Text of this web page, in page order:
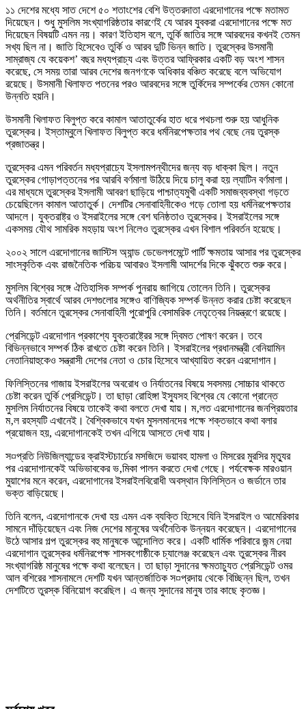
১১ দেশের মধ্যে সাত দেশে ৫০ শতাংশের বেশি উত্তরদাতা এরদোগানের পক্ষে মতামত
দিয়েছেন। শুধু মুসলিম সংখ্যাগরিষ্ঠতার কারণেই যে আরব যুবকরা এরদোগানের পক্ষে মত
দিয়েছেন বিষয়টি এমন নয়। কারণ ইতিহাস বলে, তুর্কি জাতির সঙ্গে আরবদের কখনই তেমন
সখ্য ছিল না। জাতি হিসেবেও তুর্কি ও আরব দুটি ভিন্ন জাতি। তুরস্কের উসমানী
সাম্রাজ্য যে কয়েকশ’ বছর মধ্যপ্রাচ্য এবং উত্তর আফ্রিকার একটি বড় অংশ শাসন
করেছে, সে সময় তারা আরব দেশের জনগণকে অধিকার বঞ্চিত করেছে বলে অভিযোগ
রয়েছে। উসমানী খিলাফত পতনের পরও আরবদের সঙ্গে তুর্কিদের সম্পর্কের তেমন কোনো
উন্নতি হয়নি।
উসমানী খিলাফত বিলুপ্ত করে কামাল আতাতুর্কের হাত ধরে পথচলা শুরু হয় আধুনিক
তুরস্কের। ইস্তাম্বুলে খিলাফত বিলুপ্ত করে ধর্মনিরপেক্ষতার পথ বেছে নেয় তুরস্ক
প্রজাতন্ত্র।
তুরস্কের এমন পরিবর্তন মধ্যপ্রাচ্যে ইসলামপন্থীদের জন্য বড় ধাক্কা ছিল। নতুন
তুরস্কের গোড়াপত্তনের পর আরবি বর্ণমালা উঠিয়ে দিয়ে চালু করা হয় ল্যাটিন বর্ণমালা।
এর মাধ্যমে তুরস্কের ইসলামী আবরণ ছাড়িয়ে পাশ্চাত্যমুখী একটি সমাজব্যবস্থা গড়তে
চেয়েছিলেন কামাল আতাতুর্ক। দেশটির সেনাবাহিনীকেও গড়ে তোলা হয় ধর্মনিরপেক্ষতার
আদলে। যুক্তরাষ্ট্র ও ইসরাইলের সঙ্গে বেশ ঘনিষ্ঠতাও তুরস্কের। ইসরাইলের সঙ্গে
একসময় যৌথ সামরিক মহড়ায় অংশ নিলেও তুরস্কের এখন বিশাল পরিবর্তন হয়েছে।
২০০২ সালে এরদোগানের জাস্টিস অ্যান্ড ডেভেলপমেন্টে পার্টি ক্ষমতায় আসার পর তুরস্কের
সাংস্কৃতিক এবং রাজনৈতিক পরিচয় আবারও ইসলামী আদর্শের দিকে ঝুঁকতে শুরু করে।
মুসলিম বিশ্বের সঙ্গে ঐতিহাসিক সম্পর্ক পুনরায় জাগিয়ে তোলেন তিনি। তুরস্কের
অর্থনীতির স্বার্থে আরব দেশগুলোর সঙ্গেও বাণিজ্যিক সম্পর্ক উন্নত করার চেষ্টা করেছেন
তিনি। বর্তমানে তুরস্কের সেনাবাহিনী পুরোপুরি বেসামরিক নেতৃত্বের নিয়ন্ত্রণে রয়েছে।
প্রেসিডেন্ট এরদোগান প্রকাশ্যে যুক্তরাষ্ট্রের সঙ্গে দ্বিমত পোষণ করেন। তবে
বিভিন্নভাবে সম্পর্ক ঠিক রাখতে চেষ্টা করেন তিনি। ইসরাইলের প্রধানমন্ত্রী বেনিয়ামিন
নেতানিয়াহুকেও সন্ত্রাসী দেশের নেতা ও চোর হিসেবে আখ্যায়িত করেন এরদোগান।
ফিলিস্তিনের গাজায় ইসরাইলের অবরোধ ও নির্যাতনের বিষয়ে সবসময় সোচ্চার থাকতে
চেষ্টা করেন তুর্কি প্রেসিডেন্ট। তা ছাড়া রোহিঙ্গা ইস্যুসহ বিশ্বের যে কোনো প্রান্তে
মুসলিম নির্যাতনের বিষয়ে তাকেই কথা বলতে দেখা যায়। ম‚লত এরদোগানের জনপ্রিয়তার
ম‚ল রহস্যটি এখানেই। বৈশ্বিকভাবে যখন মুসলমানদের পক্ষে শক্তভাবে কথা বলার
প্রয়োজন হয়, এরদোগানকেই তখন এগিয়ে আসতে দেখা যায়।
স¤প্রতি নিউজিল্যান্ডের ক্রাইস্টচার্চের মসজিদে ভয়াবহ হামলা ও মিসরের মুরসির মৃত্যুর
পর এরদোগানকেই অভিভাবকের ভ‚মিকা পালন করতে দেখা গেছে। পর্যবেক্ষক মারওয়ান
মুয়াশের মনে করেন, এরদোগানের ইসরাইলবিরোধী অবস্থান ফিলিস্তিন ও জর্ডানে তার
ভক্ত বাড়িয়েছে।
তিনি বলেন, এরদোগানকে দেখা হয় এমন এক ব্যক্তি হিসেবে যিনি ইসরাইল ও আমেরিকার
সামনে দাঁড়িয়েছেন এবং নিজ দেশের মানুষের অর্থনৈতিক উন্নয়ন করেছেন। এরদোগানের
উঠে আসার গল্প তুরস্কের বহু মানুষকে আন্দোলিত করে। একটি ধার্মিক পরিবারে জন্ম নেয়া
এরদোগান তুরস্কের ধর্মনিরপেক্ষ শাসকগোষ্ঠীকে চ্যালেঞ্জ করেছেন এবং তুরস্কের নীরব
সংখ্যাগরিষ্ঠ মানুষের পক্ষে কথা বলেছেন। তা ছাড়া সুদানের ক্ষমতাচ্যুত প্রেসিডেন্ট ওমর
আল বশিরের শাসনামলে দেশটি যখন আন্তর্জাতিক স¤প্রদায় থেকে বিচ্ছিন্ন ছিল, তখন
দেশটিতে তুরস্ক বিনিয়োগ করেছিল। এ জন্য সুদানের মানুষ তার কাছে কৃতজ্ঞ।